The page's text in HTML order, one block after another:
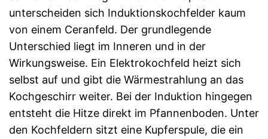
unterscheiden sich Induktionskochfelder kaum
von einem Ceranfeld. Der grundlegende
Unterschied liegt im Inneren und in der
Wirkungsweise. Ein Elektrokochfeld heizt sich
selbst auf und gibt die Wärmestrahlung an das
Kochgeschirr weiter. Bei der Induktion hingegen
entsteht die Hitze direkt im Pfannenboden. Unter
den Kochfeldern sitzt eine Kupferspule, die ein